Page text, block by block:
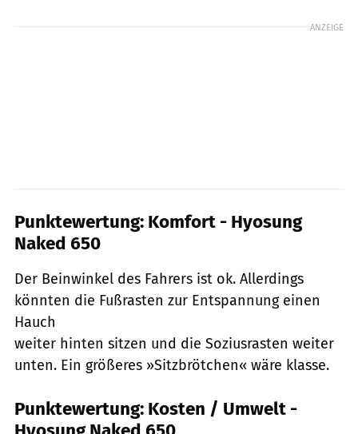
ANZEIGE
Punktewertung: Komfort - Hyosung
Naked 650
Der Beinwinkel des Fahrers ist ok. Allerdings
könnten die Fußrasten zur Entspannung einen
Hauch
weiter hinten sitzen und die Soziusrasten weiter
unten. Ein größeres »Sitzbrötchen« wäre klasse.
Punktewertung: Kosten / Umwelt -